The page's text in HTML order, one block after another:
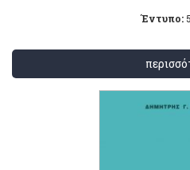
Έντυπο: